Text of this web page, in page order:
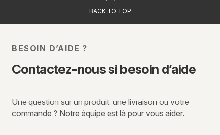
BACK TO TOP
BESOIN D’AIDE ?
Contactez-nous si besoin d’aide
Une question sur un produit, une livraison ou votre
commande ? Notre équipe est là pour vous aider.